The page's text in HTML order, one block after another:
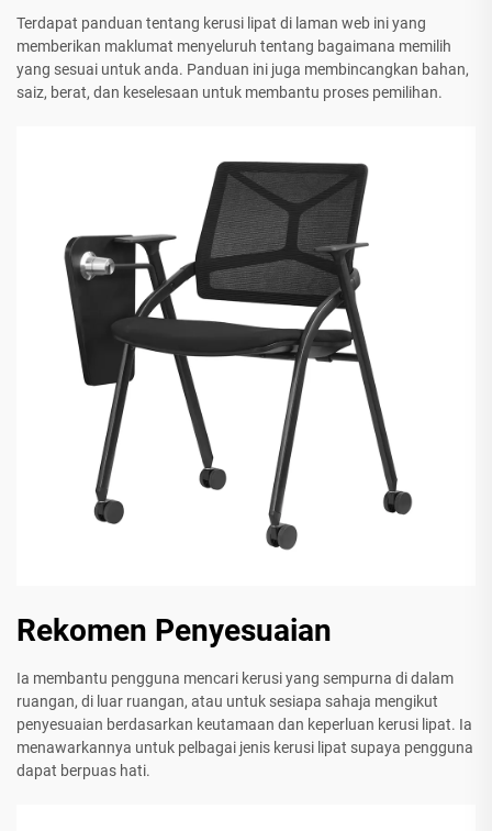
Terdapat panduan tentang kerusi lipat di laman web ini yang
memberikan maklumat menyeluruh tentang bagaimana memilih
yang sesuai untuk anda. Panduan ini juga membincangkan bahan,
saiz, berat, dan keselesaan untuk membantu proses pemilihan.
Rekomen Penyesuaian
Ia membantu pengguna mencari kerusi yang sempurna di dalam
ruangan, di luar ruangan, atau untuk sesiapa sahaja mengikut
penyesuaian berdasarkan keutamaan dan keperluan kerusi lipat. Ia
menawarkannya untuk pelbagai jenis kerusi lipat supaya pengguna
dapat berpuas hati.